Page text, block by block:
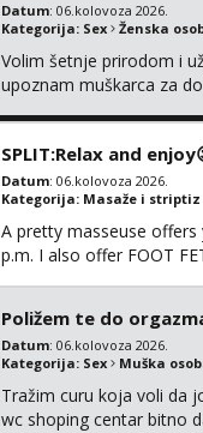
Datum: 06.kolovoza 2026.
Kategorija: Sex Ženska
Volim šetnje prirodom i
upoznam muškarca za
SPLIT:Relax and
Datum: 06.kolovoza 2026.
Kategorija: Masaže i striptiz
A pretty masseuse
p.m. I also offer FOOT
Poližem te do
Datum: 06.kolovoza 2026.
Kategorija: Sex Muška
Tražim curu koja voli da
wc shoping centar bitno